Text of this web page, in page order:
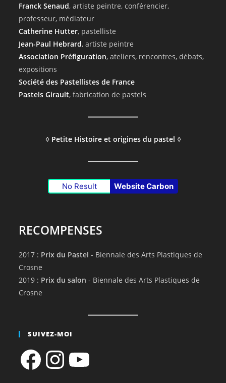
Franck Senaud, artiste peintre, conférencier,
professeur, médiateur
Catherine Hutter, pastelliste
Jean-Paul Hebrard, artiste peintre
Association Préfiguration, ateliers, rencontres, débats,
expositions
Société des Pastellistes de France
Pastels Girault, fabrication de pastels
◊ Petite Histoire et origines du pastel ◊
No Result Website Carbon
RECOMPENSES
2017 : Prix du Pastel - Biennale des Arts Plastiques de
Crosne
2019 : Prix du salon - Biennale des Arts Plastiques de
Crosne
SUIVEZ-MOI
FacebookInstagramYouTube